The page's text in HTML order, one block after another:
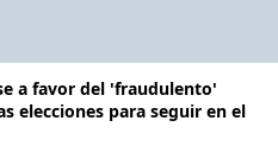
a favor del 'fraudulento'
elecciones para seguir en el